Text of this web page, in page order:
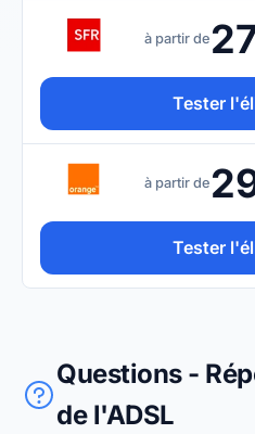
à partir de
Tester
à partir de
Tester
Questions -
de l'ADSL